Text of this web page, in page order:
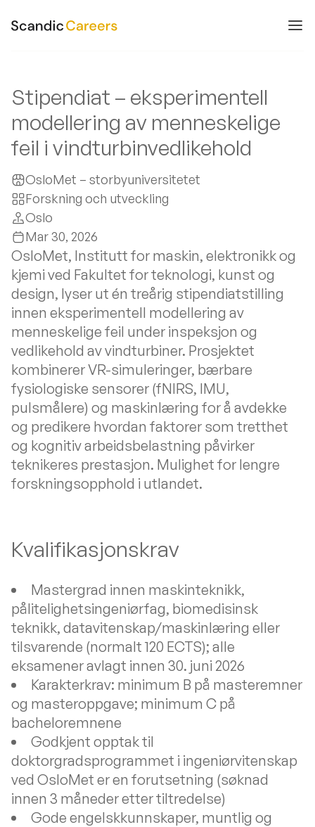
Stipendiat – eksperimentell
modellering av menneskelige
feil i vindturbinvedlikehold
OsloMet – storbyuniversitetet
Forskning och utveckling
Oslo
Mar 30, 2026
OsloMet, Institutt for maskin, elektronikk og
kjemi ved Fakultet for teknologi, kunst og
design, lyser ut én treårig stipendiatstilling
innen eksperimentell modellering av
menneskelige feil under inspeksjon og
vedlikehold av vindturbiner. Prosjektet
kombinerer VR-simuleringer, bærbare
fysiologiske sensorer (fNIRS, IMU,
pulsmålere) og maskinlæring for å avdekke
og predikere hvordan faktorer som tretthet
og kognitiv arbeidsbelastning påvirker
teknikeres prestasjon. Mulighet for lengre
forskningsopphold i utlandet.
Kvalifikasjonskrav
Mastergrad innen maskinteknikk,
pålitelighetsingeniørfag, biomedisinsk
teknikk, datavitenskap/maskinlæring eller
tilsvarende (normalt 120 ECTS); alle
eksamener avlagt innen 30. juni 2026
Karakterkrav: minimum B på masteremner
og masteroppgave; minimum C på
bacheloremnene
Godkjent opptak til
doktorgradsprogrammet i ingeniørvitenskap
ved OsloMet er en forutsetning (søknad
innen 3 måneder etter tiltredelse)
Gode engelskkunnskaper, muntlig og